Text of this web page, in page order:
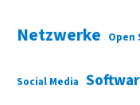
Netzwerke Open
Social Media